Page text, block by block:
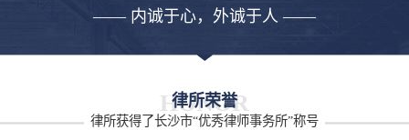
—— 内诚于心，外诚于人 ——
HONOR
律所荣誉
律所获得了长沙市“优秀律师事务所”称号